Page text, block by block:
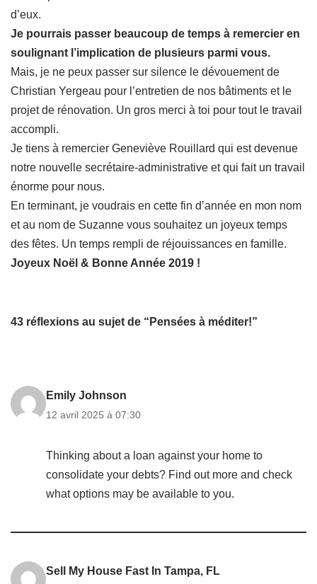
d’eux.
Je pourrais passer beaucoup de temps à remercier en
soulignant l’implication de plusieurs parmi vous.
Mais, je ne peux passer sur silence le dévouement de
Christian Yergeau pour l’entretien de nos bâtiments et le
projet de rénovation. Un gros merci à toi pour tout le travail
accompli.
Je tiens à remercier Geneviève Rouillard qui est devenue
notre nouvelle secrétaire-administrative et qui fait un travail
énorme pour nous.
En terminant, je voudrais en cette fin d’année en mon nom
et au nom de Suzanne vous souhaitez un joyeux temps
des fêtes. Un temps rempli de réjouissances en famille.
Joyeux Noël & Bonne Année 2019 !
43 réflexions au sujet de “Pensées à méditer!”
Emily Johnson
12 avril 2025 à 07:30
Thinking about a loan against your home to
consolidate your debts? Find out more and check
what options may be available to you.
Sell My House Fast In Tampa, FL